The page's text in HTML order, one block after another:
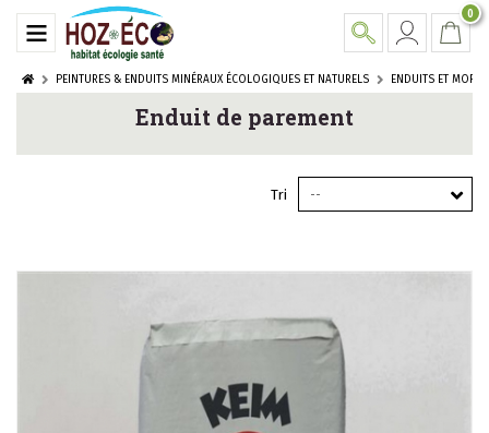
0
PEINTURES & ENDUITS MINÉRAUX ÉCOLOGIQUES ET NATURELS ENDUITS ET
Enduit de parement
Tri --